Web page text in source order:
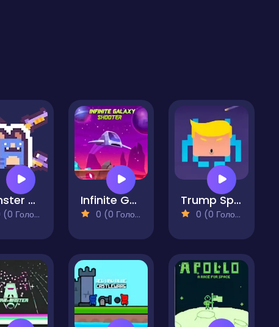
Monster Meltdown
Голосів)
Infinite Galaxy Shooter
0 (0 Голосів)
Trump Space Invaders
0 (0 Голосів)